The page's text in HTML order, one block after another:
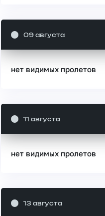
09 августа
нет видимых пролетов
11 августа
нет видимых пролетов
13 августа